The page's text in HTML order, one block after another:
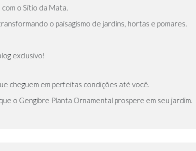
o Sítio da Mata.
o paisagismo de jardins, hortas e pomares.
exclusivo!
cheguem em perfeitas condições até você.
o Gengibre Planta Ornamental prospere em seu jardim.